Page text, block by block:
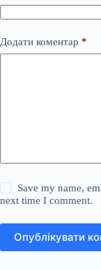
Додати коментар *
Save my name,
next time I comment.
Опублікувати